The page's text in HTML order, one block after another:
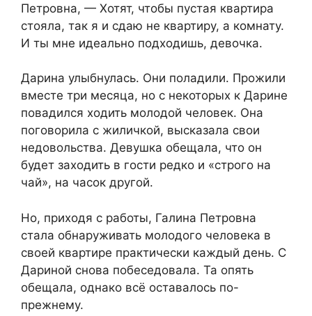
Петровна, — Хотят, чтобы пустая квартира
стояла, так я и сдаю не квартиру, а комнату.
И ты мне идеально подходишь, девочка.
Дарина улыбнулась. Они поладили. Прожили
вместе три месяца, но с некоторых к Дарине
повадился ходить молодой человек. Она
поговорила с жиличкой, высказала свои
недовольства. Девушка обещала, что он
будет заходить в гости редко и «строго на
чай», на часок другой.
Но, приходя с работы, Галина Петровна
стала обнаруживать молодого человека в
своей квартире практически каждый день. С
Дариной снова побеседовала. Та опять
обещала, однако всё оставалось по-
прежнему.